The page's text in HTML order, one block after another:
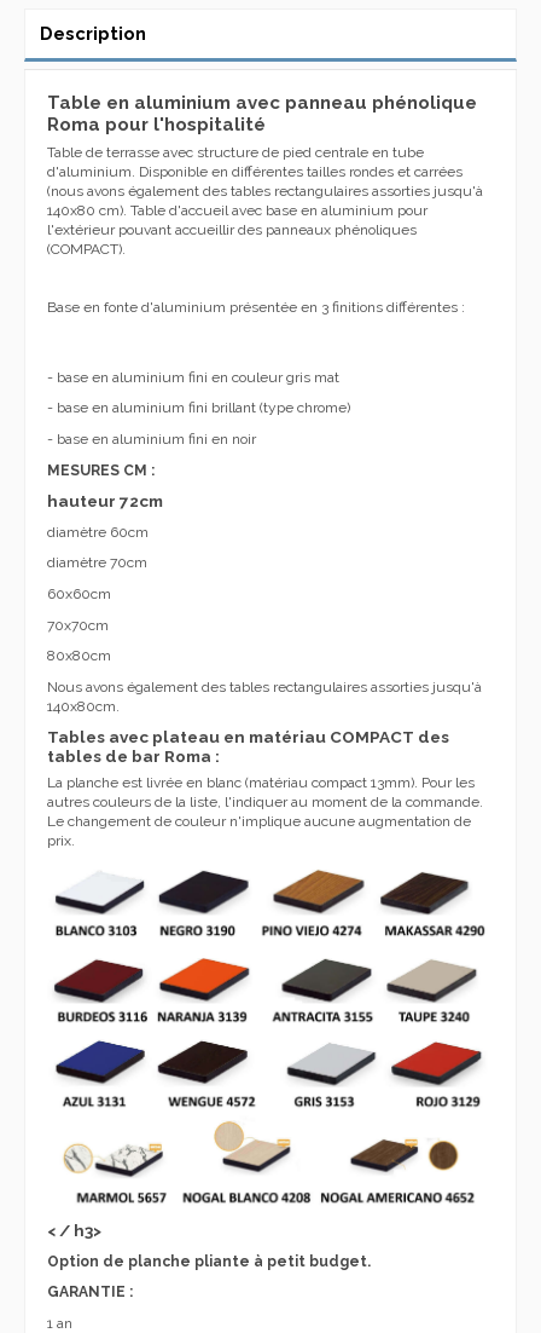
Description
Table en aluminium avec panneau phénolique
Roma pour l'hospitalité
Table de terrasse avec structure de pied centrale en tube
d'aluminium. Disponible en différentes tailles rondes et carrées
(nous avons également des tables rectangulaires assorties jusqu'à
140x80 cm). Table d'accueil avec base en aluminium pour
l'extérieur pouvant accueillir des panneaux phénoliques
(COMPACT).
Base en fonte d'aluminium présentée en 3 finitions différentes :
- base en aluminium fini en couleur gris mat
- base en aluminium fini brillant (type chrome)
- base en aluminium fini en noir
MESURES CM :
hauteur 72cm
diamètre 60cm
diamètre 70cm
60x60cm
70x70cm
80x80cm
Nous avons également des tables rectangulaires assorties jusqu'à
140x80cm.
Tables avec plateau en matériau COMPACT des
tables de bar Roma :
La planche est livrée en blanc (matériau compact 13mm). Pour les
autres couleurs de la liste, l'indiquer au moment de la commande.
Le changement de couleur n'implique aucune augmentation de
prix.
< / h3>
Option de planche pliante à petit budget.
GARANTIE :
1 an